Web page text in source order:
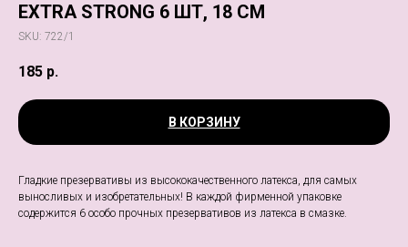
EXTRA STRONG 6 ШТ, 18 СМ
SKU: 722/1
185 р.
В КОРЗИНУ
Гладкие презервативы из высококачественного латекса, для самых
выносливых и изобретательных! В каждой фирменной упаковке
содержится 6 особо прочных презервативов из латекса в смазке.